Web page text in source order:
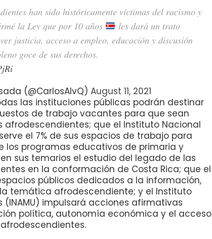
han sido históricamente víctimas del racismo y
la Ley que por 10 años
les dará un trato
justicia, acceso a empleo, educación y discusión
goce de sus derechos.
(@CarlosAlvQ) August 11, 2021
las instituciones públicas podrán destinar
de trabajo vacantes para que sean
afrodescendientes; que el Instituto Nacional
el 7% de sus espacios de trabajo para
los programas educativos de primaria y
sus temarios el estudio del legado de las
en la conformación de Costa Rica; que el
públicos dedicados a la información,
temática afrodescendiente; y el Instituto
(INAMU) impulsará acciones afirmativas
política, autonomía económica y el acceso